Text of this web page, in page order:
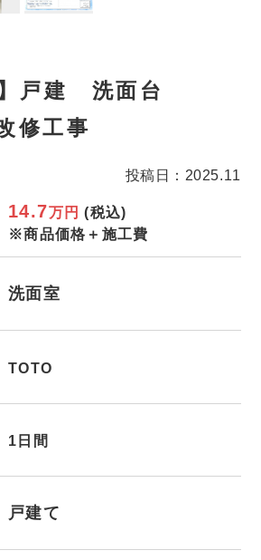
】戸建 洗面台
修工事
投稿日：2025.11
14.7万円 (税込)
※商品価格＋施工費
洗面室
TOTO
1日間
戸建て